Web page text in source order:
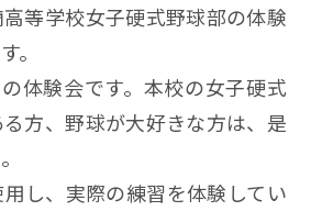
等学校女子硬式野球部の体験
。
体験会です。本校の女子硬式
方、野球が大好きな方は、是
し、実際の練習を体験してい